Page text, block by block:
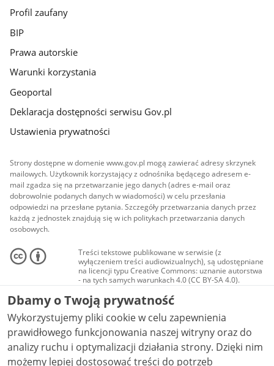
Profil zaufany
BIP
Prawa autorskie
Warunki korzystania
Geoportal
Deklaracja dostępności serwisu Gov.pl
Ustawienia prywatności
Strony dostępne w domenie www.gov.pl mogą zawierać adresy skrzynek
mailowych. Użytkownik korzystający z odnośnika będącego adresem e-
mail zgadza się na przetwarzanie jego danych (adres e-mail oraz
dobrowolnie podanych danych w wiadomości) w celu przesłania
odpowiedzi na przesłane pytania. Szczegóły przetwarzania danych przez
każdą z jednostek znajdują się w ich politykach przetwarzania danych
osobowych.
Treści tekstowe publikowane w serwisie (z
wyłączeniem treści audiowizualnych), są udostępniane
na licencji typu Creative Commons: uznanie autorstwa
- na tych samych warunkach 4.0 (CC BY-SA 4.0).
Materiały audiowizualne, w tym zdjęcia, materiały
audio i wideo, są udostępniane na licencji typu
Creative Commons: uznanie autorstwa użycie
niekomercyjne - bez utworów zależnych 4.0 (CC BY-
NC-ND 4.0), o ile nie jest to stwierdzone inaczej.
Dbamy o Twoją prywatność
Wykorzystujemy pliki cookie w celu zapewnienia
prawidłowego funkcjonowania naszej witryny oraz do
analizy ruchu i optymalizacji działania strony. Dzięki nim
możemy lepiej dostosować treści do potrzeb